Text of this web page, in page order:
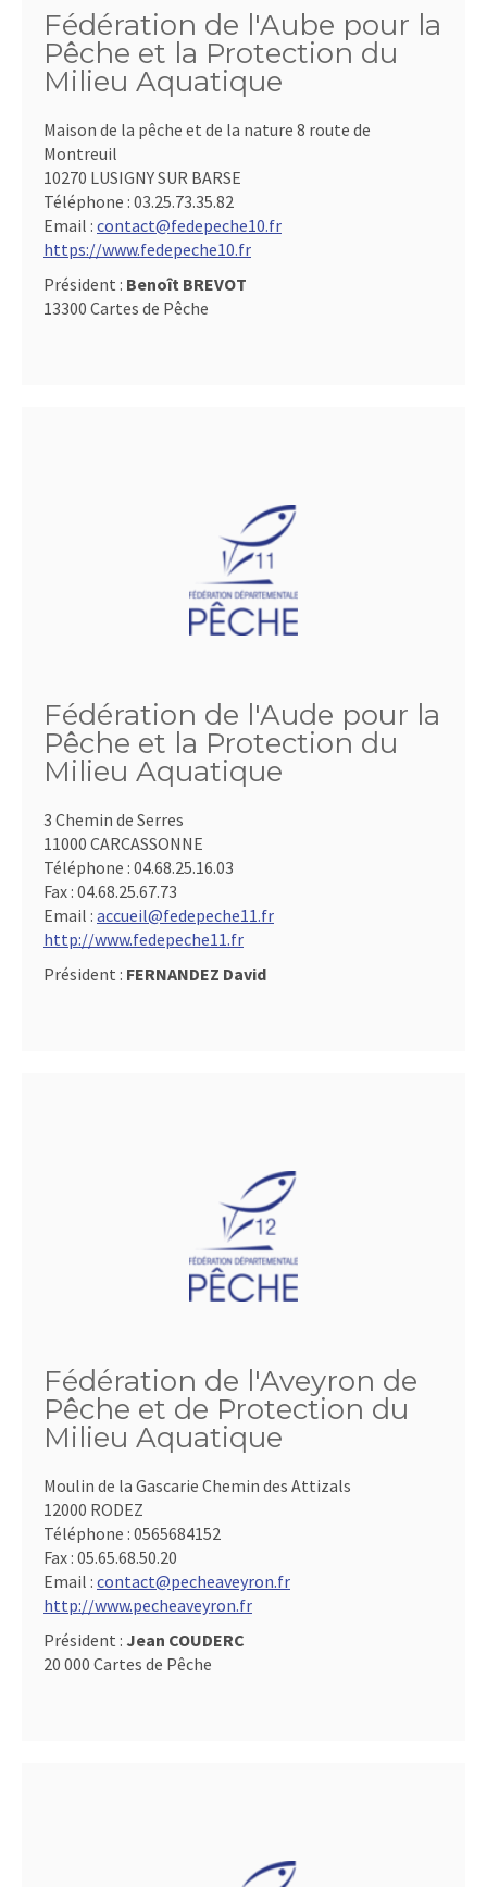
Fédération de l'Aube pour la
Pêche et la Protection du
Milieu Aquatique
Maison de la pêche et de la nature 8 route de
Montreuil
10270 LUSIGNY SUR BARSE
Téléphone : 03.25.73.35.82
Email : contact@fedepeche10.fr
https://www.fedepeche10.fr
Président : Benoît BREVOT
13300 Cartes de Pêche
Fédération de l'Aude pour la
Pêche et la Protection du
Milieu Aquatique
3 Chemin de Serres
11000 CARCASSONNE
Téléphone : 04.68.25.16.03
Fax : 04.68.25.67.73
Email : accueil@fedepeche11.fr
http://www.fedepeche11.fr
Président : FERNANDEZ David
Fédération de l'Aveyron de
Pêche et de Protection du
Milieu Aquatique
Moulin de la Gascarie Chemin des Attizals
12000 RODEZ
Téléphone : 0565684152
Fax : 05.65.68.50.20
Email : contact@pecheaveyron.fr
http://www.pecheaveyron.fr
Président : Jean COUDERC
20 000 Cartes de Pêche